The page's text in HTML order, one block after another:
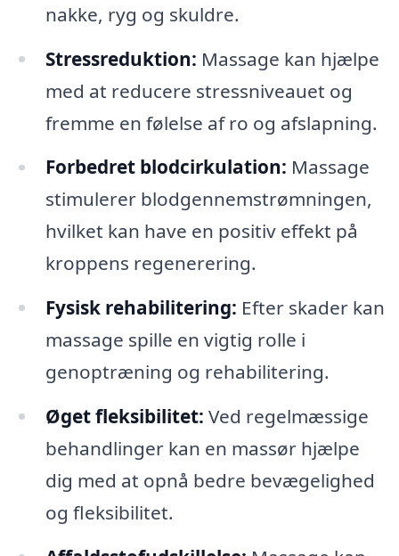
nakke, ryg og skuldre.
Stressreduktion: Massage kan hjælpe
med at reducere stressniveauet og
fremme en følelse af ro og afslapning.
Forbedret blodcirkulation: Massage
stimulerer blodgennemstrømningen,
hvilket kan have en positiv effekt på
kroppens regenerering.
Fysisk rehabilitering: Efter skader kan
massage spille en vigtig rolle i
genoptræning og rehabilitering.
Øget fleksibilitet: Ved regelmæssige
behandlinger kan en massør hjælpe
dig med at opnå bedre bevægelighed
og fleksibilitet.